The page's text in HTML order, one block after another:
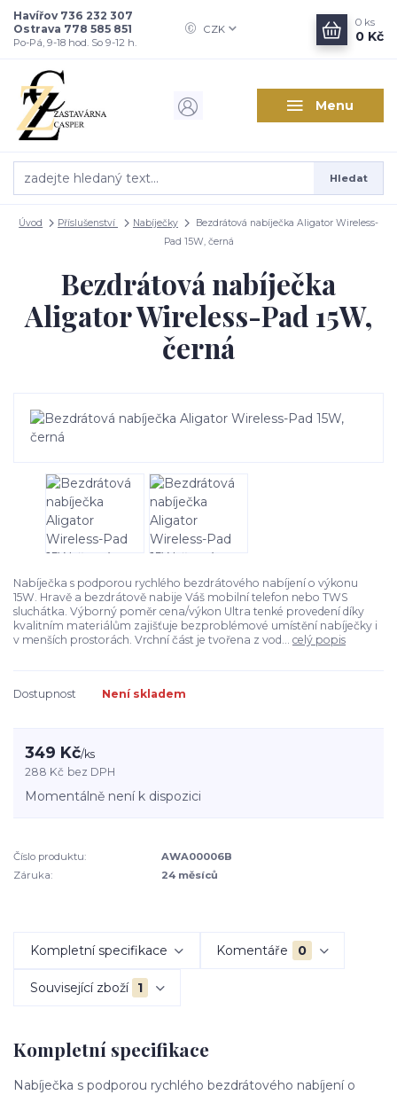
Menu
CZK
Hledat
Havířov 736 232 307
Ostrava 778 585 851
Po-Pá, 9-18 hod. So 9-12 h.
0 ks
0 Kč
Úvod Příslušenství Nabíječky
Bezdrátová nabíječka Aligator Wireless-
Pad 15W, černá
Bezdrátová nabíječka
Aligator Wireless-Pad 15W,
černá
Nabíječka s podporou rychlého bezdrátového nabíjení o výkonu
15W. Hravě a bezdrátově nabije Váš mobilní telefon nebo TWS
sluchátka. Výborný poměr cena/výkon Ultra tenké provedení díky
kvalitním materiálům zajišťuje bezproblémové umístění nabíječky i
v menších prostorách. Vrchní část je tvořena z vod... celý popis
Dostupnost Není skladem
349 Kč/ks
288 Kč bez DPH
Momentálně není k dispozici
Číslo produktu:
AWA00006B
Záruka:
24 měsíců
Kompletní specifikace Komentáře 0
Související zboží 1
Kompletní specifikace
Nabíječka s podporou rychlého bezdrátového nabíjení o